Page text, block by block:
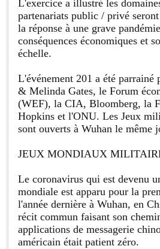
L'exercice a illustré les
partenariats public / privé
la réponse à une grave
conséquences économiques et
échelle.
L'événement 201 a été
& Melinda Gates, le Forum
(WEF), la CIA, Bloomberg, la
Hopkins et l'ONU. Les Jeux
sont ouverts à Wuhan le même
JEUX MONDIAUX
Le coronavirus qui est devenu
mondiale est apparu pour la
l'année dernière à Wuhan, en
récit commun faisant son
applications de messagerie
américain était patient zéro.